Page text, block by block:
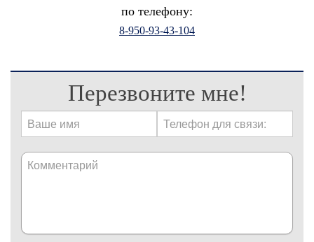
по телефону:
8-950-93-43-104
Перезвоните мне!